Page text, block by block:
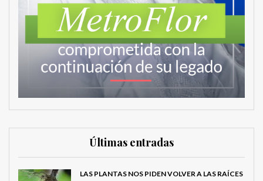
Últimas entradas
LAS PLANTAS NOS PIDEN VOLVER A LAS RAÍCES